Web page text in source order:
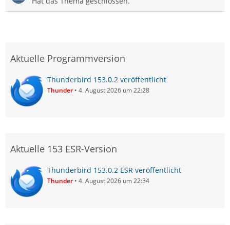
Aktuelle Programmversion
Thunderbird 153.0.2 veröffentlicht
Thunder 4. August 2026 um 22:28
Aktuelle 153 ESR-Version
Thunderbird 153.0.2 ESR veröffentlicht
Thunder 4. August 2026 um 22:34